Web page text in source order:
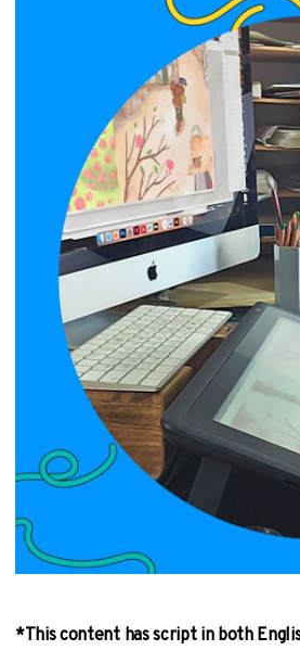
*This content has script in both